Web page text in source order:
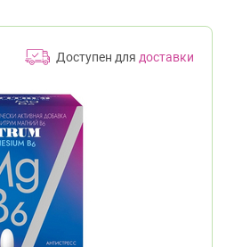
Доступен для доставки